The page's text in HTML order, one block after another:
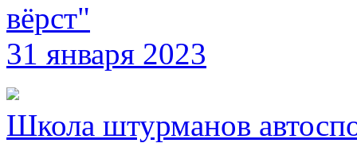
вёрст"
31 января 2023
Школа штурманов